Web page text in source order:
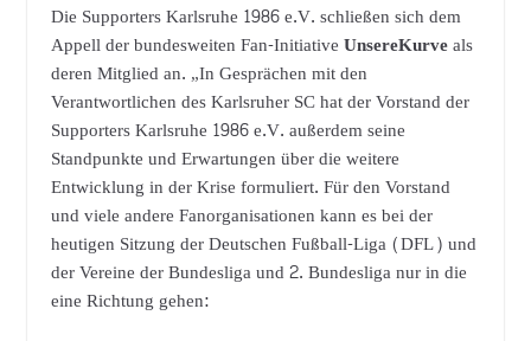
Die Supporters Karlsruhe 1986 e.V. schließen sich dem
Appell der bundesweiten Fan-InitiativeUnsereKurveals
deren Mitglied an. „In Gesprächen mit den
Verantwortlichen des Karlsruher SC hat der Vorstand der
Supporters Karlsruhe 1986 e.V. außerdem seine
Standpunkte und Erwartungen über die weitere
Entwicklung in der Krise formuliert. Für den Vorstand
und viele andere Fanorganisationen kann es bei der
heutigen Sitzung der Deutschen Fußball-Liga (DFL) und
der Vereine der Bundesliga und 2. Bundesliga nur in die
eine Richtung gehen: